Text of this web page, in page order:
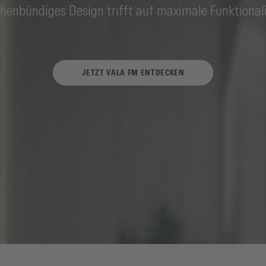
Design trifft auf maximale
JETZT VALA FM ENTDECKEN